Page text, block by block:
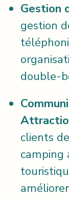
Gestion
gestion
double-
clients
camping